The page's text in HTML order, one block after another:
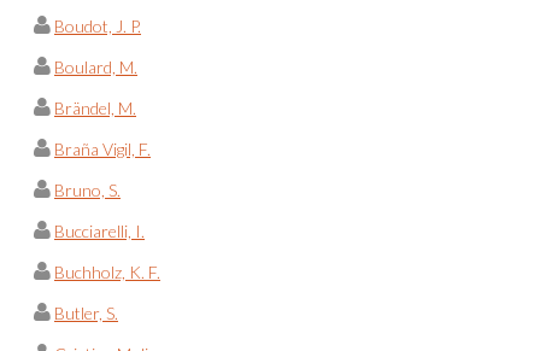
Boudot, J. P.
Boulard, M.
Brändel, M.
Braña Vigil, F.
Bruno, S.
Bucciarelli, I.
Buchholz, K. F.
Butler, S.